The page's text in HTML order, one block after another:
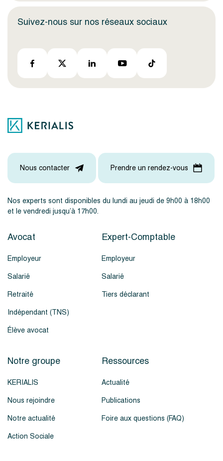
Suivez-nous sur nos réseaux sociaux
Nos experts sont disponibles du lundi au jeudi de 9h00 à 18h00
et le vendredi jusqu’à 17h00.
Nous contacter Prendre un rendez-vous
Avocat
Employeur
Salarié
Retraité
Indépendant (TNS)
Élève avocat
Expert-Comptable
Employeur
Salarié
Tiers déclarant
Notre groupe
KERIALIS
Nous rejoindre
Notre actualité
Action Sociale
Ressources
Actualité
Publications
Foire aux questions (FAQ)